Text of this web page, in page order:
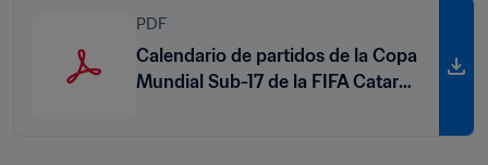
PDF
Calendario de partidos de la Copa
Mundial Sub-17 de la FIFA Catar